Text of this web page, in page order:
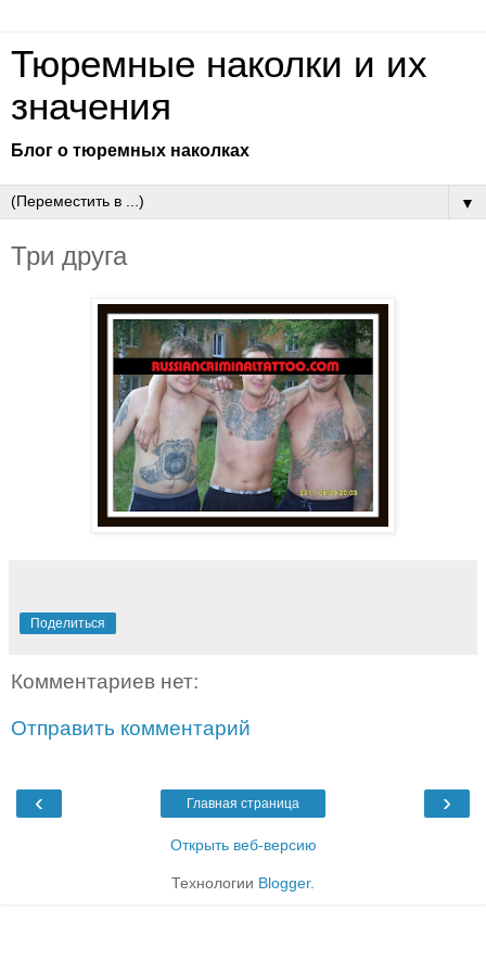
Тюремные наколки и их
значения
Блог о тюремных наколках
▼
Три друга
Поделиться
Комментариев нет:
Отправить комментарий
‹ ›
Главная страница
Открыть веб-версию
Технологии Blogger.